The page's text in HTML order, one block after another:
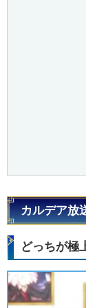
カルデア放
どっちが極